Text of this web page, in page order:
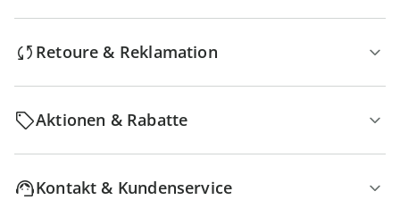
Retoure & Reklamation
Aktionen & Rabatte
Kontakt & Kundenservice